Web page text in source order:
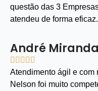
questão das 3
atendeu de forma eficaz.
André Miranda
    
Atendimento ágil e com
Nelson foi muito